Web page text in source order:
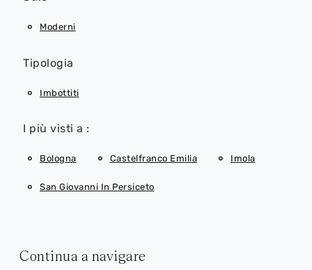
Moderni
Tipologia
Imbottiti
I più visti a :
Bologna Castelfranco Emilia Imola
San Giovanni In Persiceto
Continua a navigare